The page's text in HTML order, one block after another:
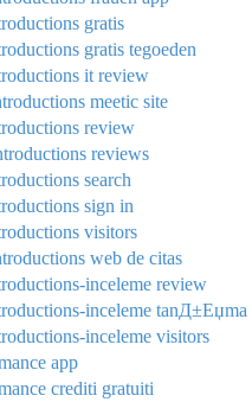
gratis
gratis tegoeden
it review
meetic site
review
reviews
search
sign in
visitors
web de citas
inceleme review
inceleme tanД±Еџma
inceleme visitors
app
crediti gratuiti